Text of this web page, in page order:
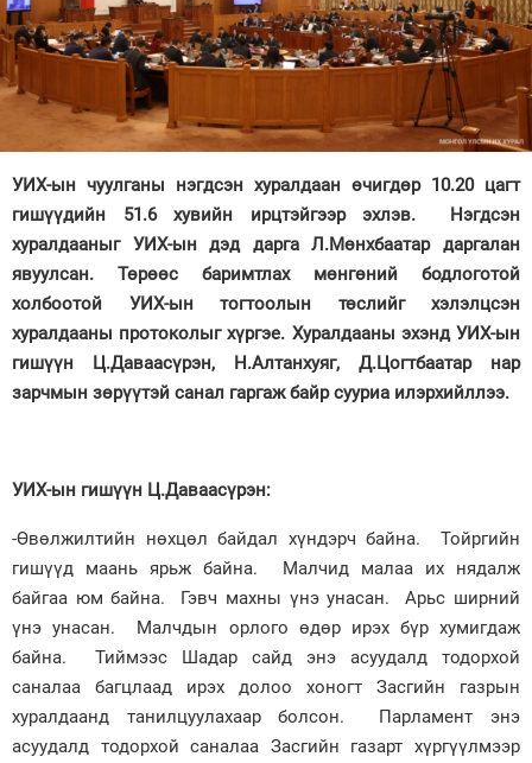
Спорт
Нийгэм
Дэлхий
Зурхай
УИХ-ын чуулганы нэгдсэн хуралдаан өчигдөр 10.20 цагт
гишүүдийн 51.6 хувийн ирцтэйгээр эхлэв. Нэгдсэн
хуралдааныг УИХ-ын дэд дарга Л.Мөнхбаатар даргалан
явуулсан. Төрөөс баримтлах мөнгөний бодлоготой
холбоотой УИХ-ын тогтоолын төслийг хэлэлцсэн
хуралдааны протоколыг хүргэе. Хуралдааны эхэнд УИХ-ын
гишүүн Ц.Даваасүрэн, Н.Алтанхуяг, Д.Цогтбаатар нар
зарчмын зөрүүтэй санал гаргаж байр сууриа илэрхийллээ.
УИХ-ын гишүүн Ц.Даваасүрэн:
-Өвөлжилтийн нөхцөл байдал хүндэрч байна. Тойргийн
гишүүд маань ярьж байна. Малчид малаа их нядалж
байгаа юм байна. Гэвч махны үнэ унасан. Арьс ширний
үнэ унасан. Малчдын орлого өдөр ирэх бүр хумигдаж
байна. Тиймээс Шадар сайд энэ асуудалд тодорхой
саналаа багцлаад ирэх долоо хоногт Засгийн газрын
хуралдаанд танилцуулахаар болсон. Парламент энэ
асуудалд тодорхой саналаа Засгийн газарт хүргүүлмээр